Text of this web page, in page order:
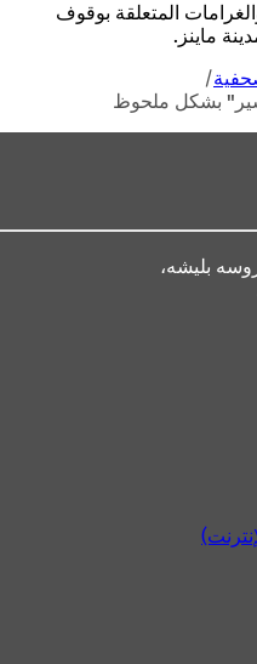
المتعلقة بوقوف
ماينز.
بشكل ملحوظ